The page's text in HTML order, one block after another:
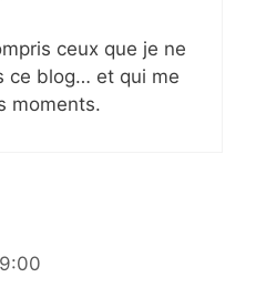
ceux que je ne
ce blog… et qui me
moments.